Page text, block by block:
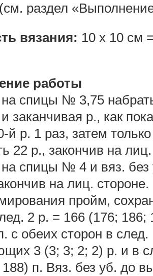
раздел
вязания: 10 х 10 см
работы
на спицы № 3,75
заканчивая р., как
й р. 1 раз, затем
22 р., закончив на
спицы № 4 и вяз.
на лиц. стороне.
пройм,
2 р. = 166 (176; 186;
с обеих сторон в
3 (3; 3; 2; 2) р. и в
188) п. Вяз. без уб. до